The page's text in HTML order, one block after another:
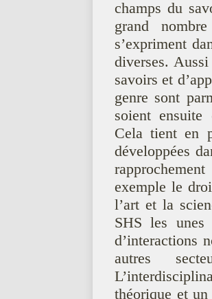
champs du
grand
s’expriment
diverses.
savoirs et
genre sont
soient ensuite
Cela tient en
développées
exemple le
l’art et la
SHS les unes
d’interactions
autres
théorique et